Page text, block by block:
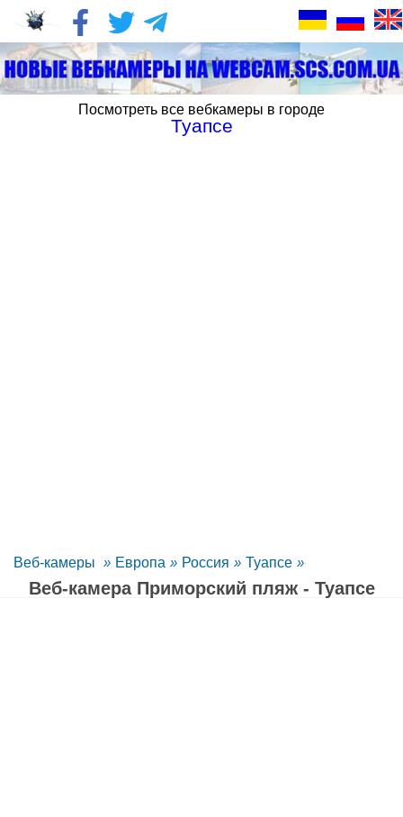
Посмотреть все вебкамеры в городе
Туапсе
Веб-камеры » Европа » Россия » Туапсе »
Веб-камера Приморский пляж - Туапсе